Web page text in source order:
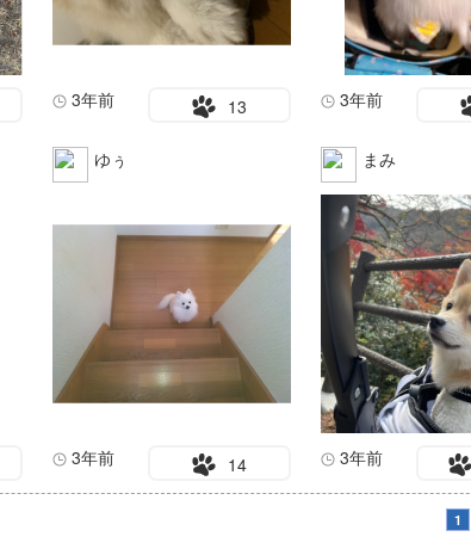
3年前 13 3年前
ゆぅ
3年前 14
まみ
3年前
1